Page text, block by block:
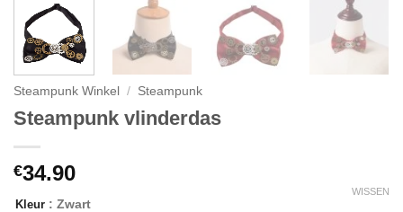
Steampunk Winkel / Steampunk
Steampunk vlinderdas
€34.90
Kleur : Zwart
WISSEN